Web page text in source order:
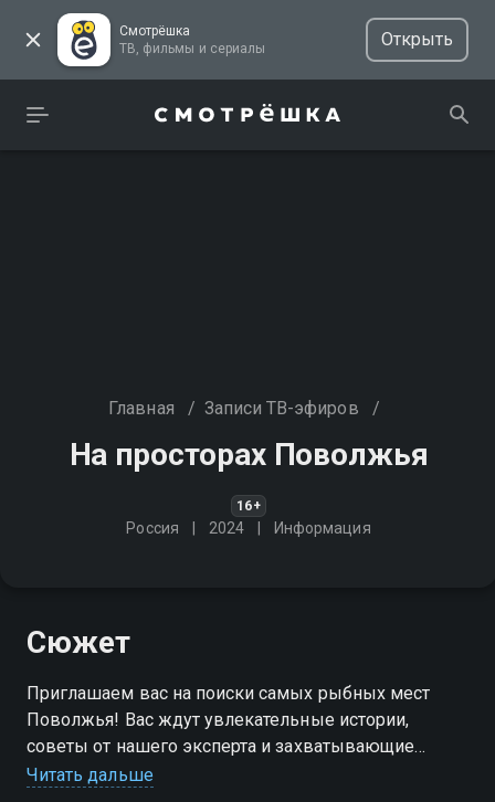
Смотрёшка
ТВ, фильмы и сериалы
Открыть
Главная / Записи ТВ-эфиров /
На просторах Поволжья
16+
Россия 2024 Информация
Сюжет
Приглашаем вас на поиски самых рыбных мест
Поволжья! Вас ждут увлекательные истории,
советы от нашего эксперта и захватывающие
кадры подводной охоты
Читать дальше